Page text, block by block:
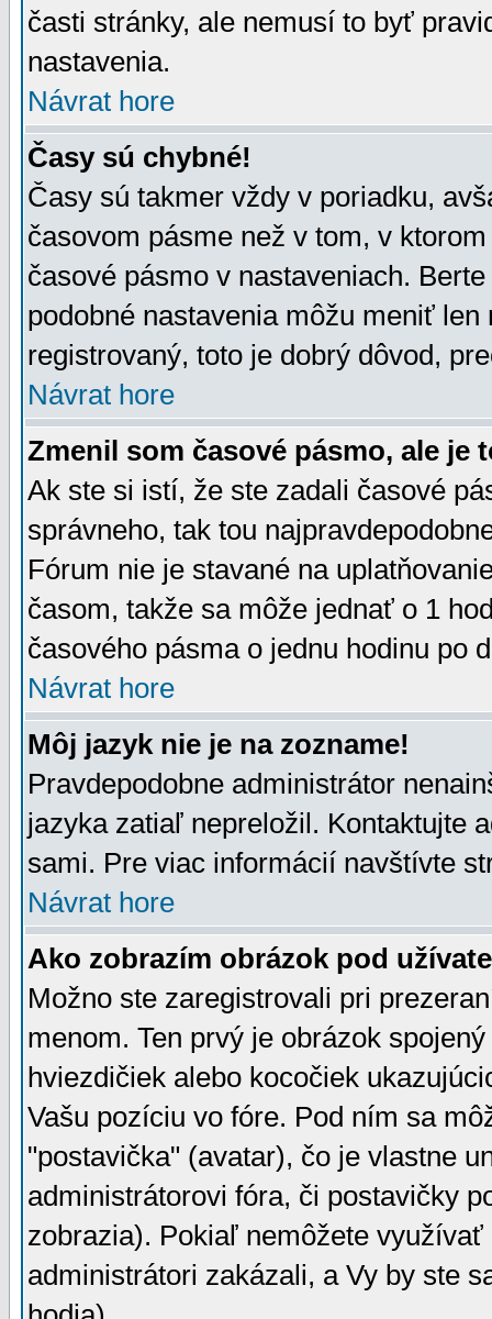
časti stránky, ale nemusí to byť
nastavenia.
Návrat hore
Časy sú chybné!
Časy sú takmer vždy v poriadku,
časovom pásme než v tom, v
časové pásmo v nastaveniach.
podobné nastavenia môžu meniť
registrovaný, toto je dobrý dôvod,
Návrat hore
Zmenil som časové pásmo, ale je
Ak ste si istí, že ste zadali časové
správneho, tak tou
Fórum nie je stavané na
časom, takže sa môže jednať o 1
časového pásma o jednu hodinu po
Návrat hore
Môj jazyk nie je na zozname!
Pravdepodobne administrátor
jazyka zatiaľ nepreložil. Kontaktujte
sami. Pre viac informácií navštívte
Návrat hore
Ako zobrazím obrázok pod
Možno ste zaregistrovali pri
menom. Ten prvý je obrázok
hviezdičiek alebo kocočiek
Vašu pozíciu vo fóre. Pod ním sa
"postavička" (avatar), čo je vlastne
administrátorovi fóra, či postavičky
zobrazia). Pokiaľ nemôžete
administrátori zakázali, a Vy by ste